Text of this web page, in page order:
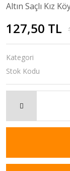
Altın Saçlı Kız
127,50 TL
Kategori
Stok Kodu